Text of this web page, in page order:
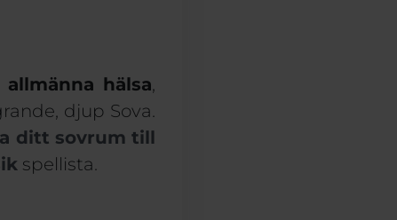
hälsa,
, djup Sova.
ditt sovrum till
spellista.